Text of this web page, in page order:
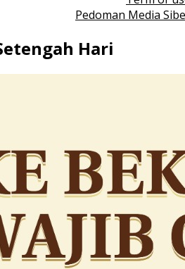
Pedoman Media
Hari